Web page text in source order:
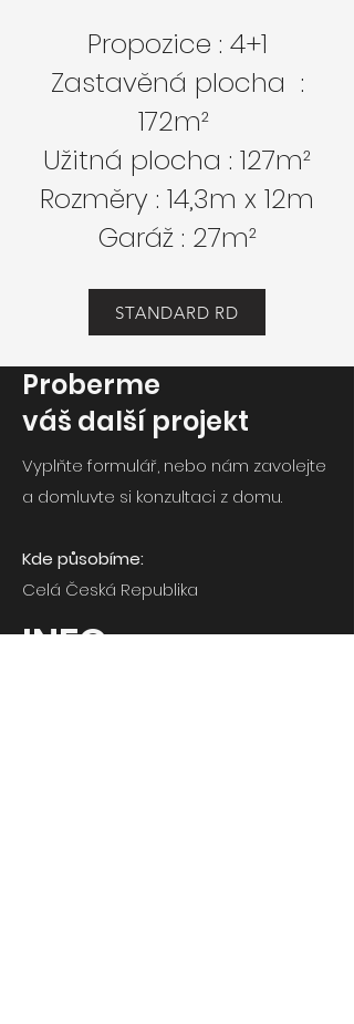
Propozice : 4+1
Zastavěná plocha :
172m²
Užitná plocha : 127m²
Rozměry : 14,3m x 12m
Garáž : 27m²
STANDARD RD
Proberme
váš další projekt
Vyplňte formulář, nebo nám zavolejte
a domluvte si konzultaci z domu.
Kde působíme:
Celá Česká Republika
INFO